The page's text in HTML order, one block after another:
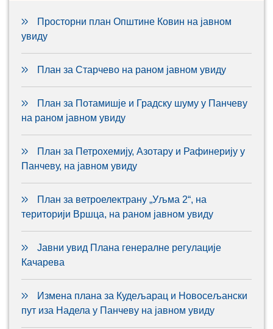
Просторни план Општине Ковин на јавном
увиду
План за Старчево на раном јавном увиду
План за Потамишје и Градску шуму у Панчеву
на раном јавном увиду
План за Петрохемију, Азотару и Рафинерију у
Панчеву, на јавном увиду
План за ветроелектрану „Уљма 2“, на
територији Вршца, на раном јавном увиду
Јавни увид Плана генералне регулације
Качарева
Измена плана за Кудељарац и Новосељански
пут иза Надела у Панчеву на јавном увиду